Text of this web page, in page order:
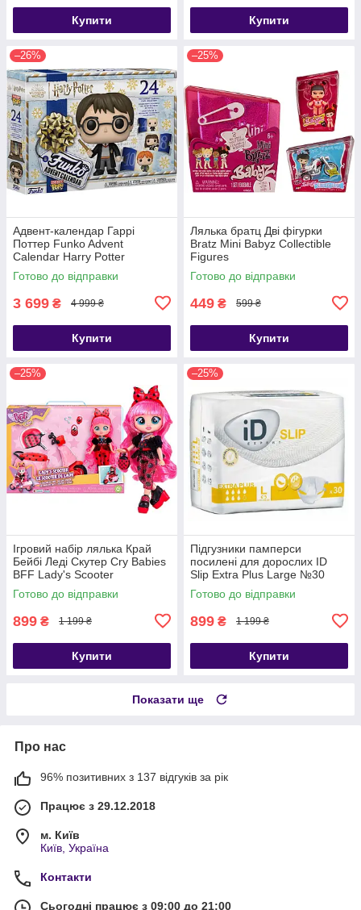
Купити Купити
–26%
Адвент-календар Гаррі
Поттер Funko Advent
Calendar Harry Potter
Готово до відправки
3 699 ₴ 4 999 ₴
Купити
–25%
Лялька братц Дві фігурки
Bratz Mini Babyz Collectible
Figures
Готово до відправки
449 ₴ 599 ₴
Купити
–25%
Ігровий набір лялька Край
Бейбі Леді Скутер Cry Babies
BFF Lady's Scooter
Готово до відправки
899 ₴ 1 199 ₴
Купити
–25%
Підгузники памперси
посилені для дорослих ID
Slip Extra Plus Large №30
розмір L 115см-155 см
Готово до відправки
899 ₴ 1 199 ₴
Купити
Показати ще
Про нас
96% позитивних з 137 відгуків за рік
Працює з 29.12.2018
м. Київ
Київ, Україна
Контакти
Сьогодні працює з 09:00 до 21:00